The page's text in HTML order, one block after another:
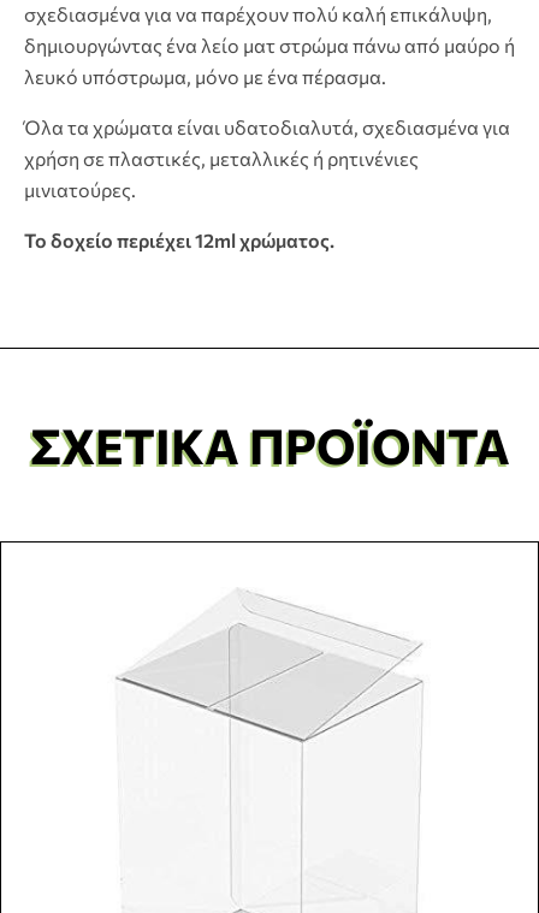
σχεδιασμένα για να παρέχουν πολύ καλή επικάλυψη,
δημιουργώντας ένα λείο ματ στρώμα πάνω από μαύρο ή
λευκό υπόστρωμα, μόνο με ένα πέρασμα.
Όλα τα χρώματα είναι υδατοδιαλυτά, σχεδιασμένα για
χρήση σε πλαστικές, μεταλλικές ή ρητινένιες
μινιατούρες.
Το δοχείο περιέχει 12ml χρώματος.
ΣΧΕΤΙΚΆ ΠΡΟΪΌΝΤΑ